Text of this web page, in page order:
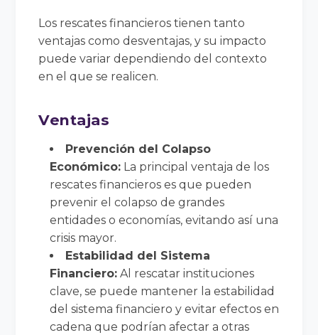
Los rescates financieros tienen tanto
ventajas como desventajas, y su impacto
puede variar dependiendo del contexto
en el que se realicen.
Ventajas
Prevención del Colapso
Económico: La principal ventaja de los
rescates financieros es que pueden
prevenir el colapso de grandes
entidades o economías, evitando así una
crisis mayor.
Estabilidad del Sistema
Financiero: Al rescatar instituciones
clave, se puede mantener la estabilidad
del sistema financiero y evitar efectos en
cadena que podrían afectar a otras